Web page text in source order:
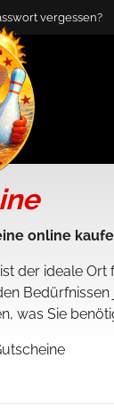
vergessen?
online
der ideale Ort
was Sie